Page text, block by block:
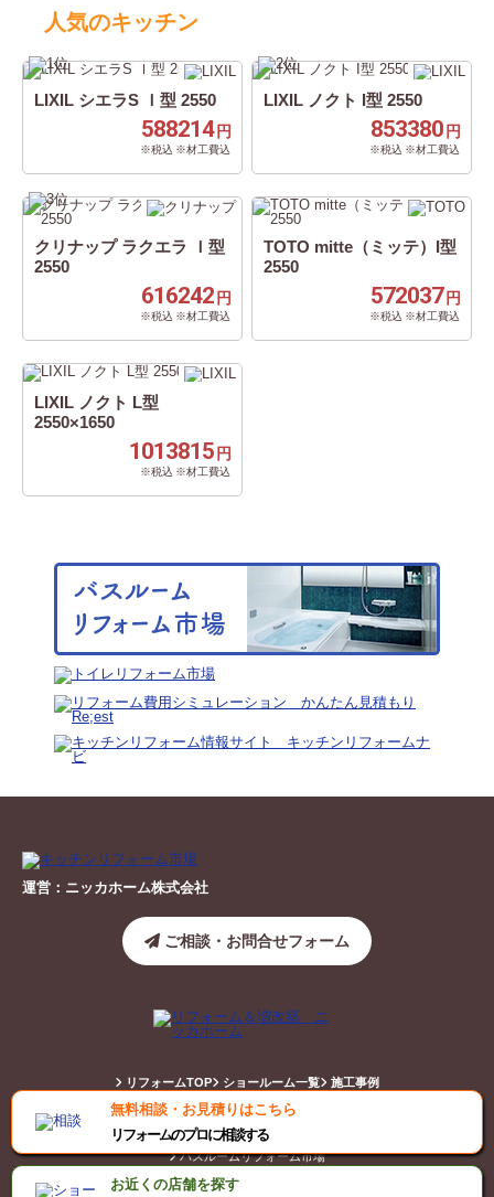
人気のキッチン
LIXIL シエラS Ｉ型 2550
588214円
※税込 ※材工費込
LIXIL ノクト I型 2550
853380円
※税込 ※材工費込
クリナップ ラクエラ Ｉ型
2550
616242円
※税込 ※材工費込
TOTO mitte（ミッテ）I型
2550
572037円
※税込 ※材工費込
LIXIL ノクト L型
2550×1650
1013815円
※税込 ※材工費込
運営：ニッカホーム株式会社
ご相談・お問合せフォーム
リフォームTOP ショールーム一覧 施工事例
キッチンリフォーム市場 トイレリフォーム市場
バスルームリフォーム市場
無料相談・お見積りはこちら
リフォームのプロに相談する
お近くの店舗を探す